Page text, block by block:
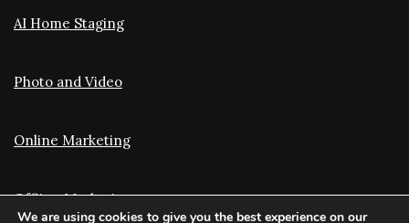
AI Home Staging
Photo and Video
Online Marketing
Offline Marketing
We are using cookies to give you the best experience on our